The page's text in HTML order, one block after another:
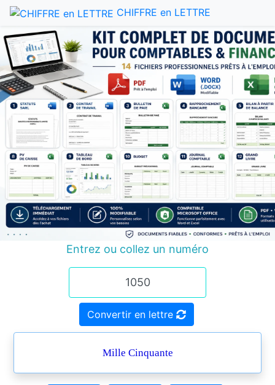
CHIFFRE en LETTRE
Entrez ou collez un numéro
Convertir en lettre
Mille Cinquante